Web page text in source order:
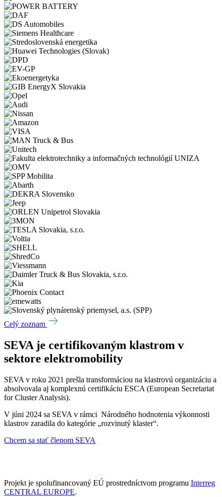
Celý zoznam
SEVA je certifikovaným klastrom v
sektore elektromobility
SEVA v roku 2021 prešla transformáciou na klastrovú organizáciu a
absolvovala aj komplexnú certifikáciu ESCA (European Secretariat
for Cluster Analysis).
V júni 2024 sa SEVA v rámci Národného hodnotenia výkonnosti
klastrov zaradila do kategórie „rozvinutý klaster“.
Chcem sa stať členom SEVA
Projekt je spolufinancovaný EÚ prostredníctvom programu Interreg
CENTRAL EUROPE.